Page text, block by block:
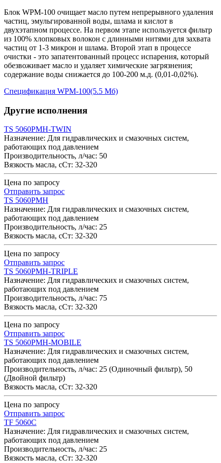
Блок WPM-100 очищает масло путем непрерывного удаления
частиц, эмульгированной воды, шлама и кислот в
двухэтапном процессе. На первом этапе используется фильтр
из 100% хлопковых волокон с длинными нитями для захвата
частиц от 1-3 микрон и шлама. Второй этап в процессе
очистки - это запатентованный процесс испарения, который
обезвоживает масло и удаляет химические загрязнения;
содержание воды снижается до 100-200 м.д. (0,01-0,02%).
Спецификация WPM-100(5.5 Мб)
Другие исполнения
TS 5060PMH-TWIN
Назначение: Для гидравлических и смазочных систем,
работающих под давлением
Производительность, л/час: 50
Вязкость масла, cСт: 32-320
Цена по запросу
Отправить запрос
TS 5060PMH
Назначение: Для гидравлических и смазочных систем,
работающих под давлением
Производительность, л/час: 25
Вязкость масла, cСт: 32-320
Цена по запросу
Отправить запрос
TS 5060PMH-TRIPLE
Назначение: Для гидравлических и смазочных систем,
работающих под давлением
Производительность, л/час: 75
Вязкость масла, cСт: 32-320
Цена по запросу
Отправить запрос
TS 5060PMH-MOBILE
Назначение: Для гидравлических и смазочных систем,
работающих под давлением
Производительность, л/час: 25 (Одиночный фильтр), 50
(Двойной фильтр)
Вязкость масла, cСт: 32-320
Цена по запросу
Отправить запрос
TF 5060C
Назначение: Для гидравлических и смазочных систем,
работающих под давлением
Производительность, л/час: 25
Вязкость масла, cСт: 32-320